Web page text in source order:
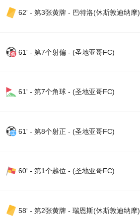
62' - 第3张黄牌 - 巴特洛(休斯敦迪纳摩)
61' - 第7个射偏 - (圣地亚哥FC)
61' - 第7个角球 - (圣地亚哥FC)
61' - 第8个射正 - (圣地亚哥FC)
60' - 第1个越位 - (圣地亚哥FC)
58' - 第2张黄牌 - 瑞恩斯(休斯敦迪纳摩)